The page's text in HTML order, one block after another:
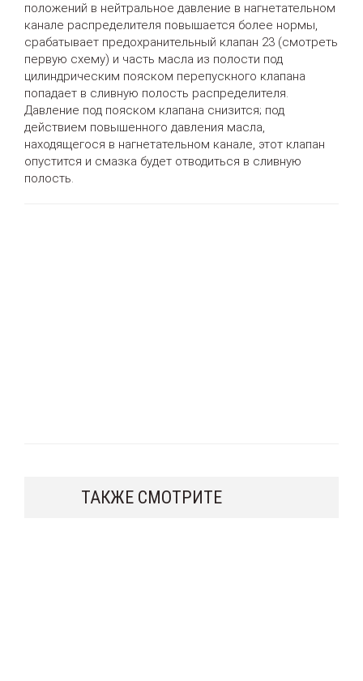
положений в нейтральное давление в нагнетательном
канале распределителя повышается более нормы,
срабатывает предохранительный клапан 23 (смотреть
первую схему) и часть масла из полости под
цилиндрическим пояском перепускного клапана
попадает в сливную полость распределителя.
Давление под пояском клапана снизится; под
действием повышенного давления масла,
находящегося в нагнетательном канале, этот клапан
опустится и смазка будет отводиться в сливную
полость.
ТАКЖЕ СМОТРИТЕ